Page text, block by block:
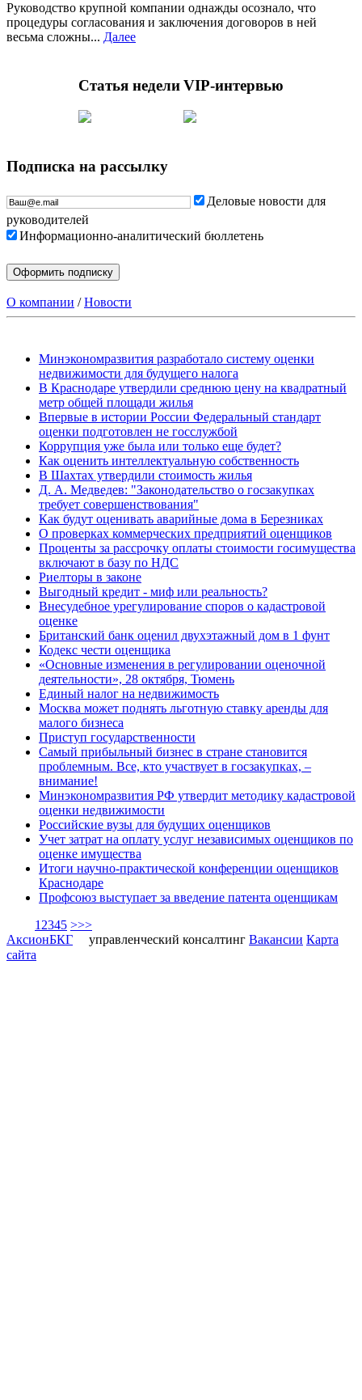
Руководство крупной компании однажды осознало, что
процедуры согласования и заключения договоров в ней
весьма сложны... Далее
Статья неделиVIP-интервью
Подписка на рассылку
Деловые новости для
руководителей
Информационно-аналитический бюллетень
О компании /Новости
Минэкономразвития разработало систему оценки
недвижимости для будущего налога
В Краснодаре утвердили среднюю цену на квадратный
метр общей площади жилья
Впервые в истории России Федеральный стандарт
оценки подготовлен не госслужбой
Коррупция уже была или только еще будет?
Как оценить интеллектуальную собственность
В Шахтах утвердили стоимость жилья
Д. А. Медведев: "Законодательство о госзакупках
требует совершенствования"
Как будут оценивать аварийные дома в Березниках
О проверках коммерческих предприятий оценщиков
Проценты за рассрочку оплаты стоимости госимущества
включают в базу по НДС
Риелторы в законе
Выгодный кредит - миф или реальность?
Внесудебное урегулирование споров о кадастровой
оценке
Британский банк оценил двухэтажный дом в 1 фунт
Кодекс чести оценщика
«Основные изменения в регулировании оценочной
деятельности», 28 октября, Тюмень
Единый налог на недвижимость
Москва может поднять льготную ставку аренды для
малого бизнеса
Приступ государственности
Самый прибыльный бизнес в стране становится
проблемным. Все, кто участвует в госзакупках, –
внимание!
Минэкономразвития РФ утвердит методику кадастровой
оценки недвижимости
Российские вузы для будущих оценщиков
Учет затрат на оплату услуг независимых оценщиков по
оценке имущества
Итоги научно-практической конференции оценщиков
Краснодаре
Профсоюз выступает за введение патента оценщикам
1 2345 >>>
АксионБКГ управленческий консалтинг Вакансии Карта
сайта